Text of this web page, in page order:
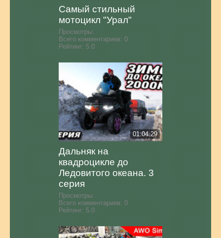
Самый стильный
мотоцикл "Урал"
Просмотры:
Всего комментариев: 0
Рейтинг: 5.0
01:04:29
Дальняк на
квадроцикле до
Ледовитого океана. 3
серия
Просмотры:
Всего комментариев: 0
Рейтинг: 5.0